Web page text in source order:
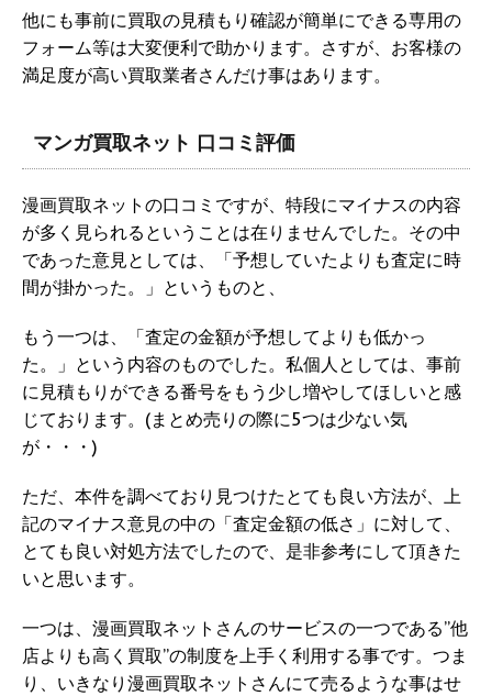
他にも事前に買取の見積もり確認が簡単にできる専用の
フォーム等は大変便利で助かります。さすが、お客様の
満足度が高い買取業者さんだけ事はあります。
マンガ買取ネット 口コミ評価
漫画買取ネットの口コミですが、特段にマイナスの内容
が多く見られるということは在りませんでした。その中
であった意見としては、「予想していたよりも査定に時
間が掛かった。」というものと、
もう一つは、「査定の金額が予想してよりも低かっ
た。」という内容のものでした。私個人としては、事前
に見積もりができる番号をもう少し増やしてほしいと感
じております。(まとめ売りの際に5つは少ない気
が・・・)
ただ、本件を調べており見つけたとても良い方法が、上
記のマイナス意見の中の「査定金額の低さ」に対して、
とても良い対処方法でしたので、是非参考にして頂きた
いと思います。
一つは、漫画買取ネットさんのサービスの一つである”他
店よりも高く買取”の制度を上手く利用する事です。つま
り、いきなり漫画買取ネットさんにて売るような事はせ